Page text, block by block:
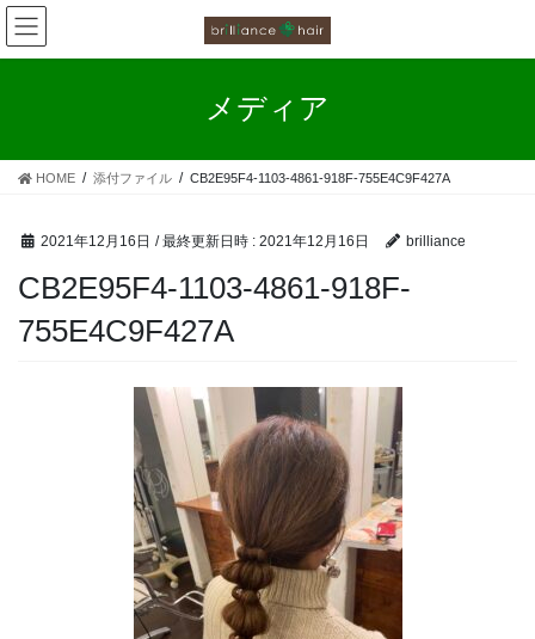
コ
ン
テ
ス
ナ
ビ
ゲ
ン
メディア
HOME 添付ファイル CB2E95F4-1103-4861-918F-755E4C9F427A
2021年12月16日 / 最終更新日時 : 2021年12月16日 brilliance
CB2E95F4-1103-4861-918F-
755E4C9F427A
お客様の声
カラーファンタジー工程
お客様の声（カラーファンタジー）